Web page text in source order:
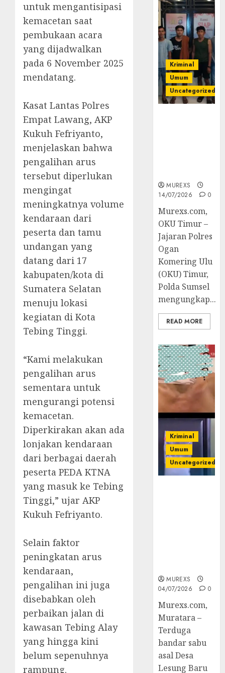
untuk mengantisipasi
kemacetan saat
pembukaan acara
yang dijadwalkan
pada 6 November 2025
mendatang.
‎Kasat Lantas Polres
Empat Lawang, AKP
Kukuh Fefriyanto,
menjelaskan bahwa
pengalihan arus
tersebut diperlukan
mengingat
meningkatnya volume
kendaraan dari
peserta dan tamu
undangan yang
datang dari 17
kabupaten/kota di
Sumatera Selatan
menuju lokasi
kegiatan di Kota
Tebing Tinggi.
‎“Kami melakukan
pengalihan arus
sementara untuk
mengurangi potensi
kemacetan.
Diperkirakan akan ada
lonjakan kendaraan
dari berbagai daerah
peserta PEDA KTNA
yang masuk ke Tebing
Tinggi,” ujar AKP
Kukuh Fefriyanto.
‎Selain faktor
peningkatan arus
kendaraan,
pengalihan ini juga
disebabkan oleh
perbaikan jalan di
kawasan Tebing Alay
yang hingga kini
belum sepenuhnya
rampung.
Kriminal
Umum
Uncategorized
MUREXS
14/07/2026
0
Murexs.com,
OKU Timur –
Jajaran Polres
Ogan
Komering Ulu
(OKU) Timur,
Polda Sumsel
mengungkap...
READ MORE
Kriminal
Umum
Uncategorized
MUREXS
04/07/2026
0
Murexs.com,
Muratara –
Terduga
bandar sabu
asal Desa
Lesung Baru